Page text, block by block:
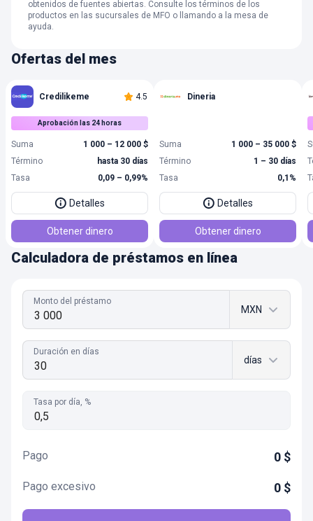
obtenidos de fuentes abiertas. Consulte los términos de los
productos en las sucursales de MFO o llamando a la mesa de
ayuda.
Ofertas del mes
Credilikeme 4.5
Aprobación las 24 horas
Suma
1 000 – 12 000 $
Término
hasta 30 días
Tasa
0,09 – 0,99%
Detalles
Obtener dinero
Dineria
Suma
1 000 – 35 000 $
Término
1 – 30 días
Tasa
0,1%
Detalles
Obtener dinero
Calculadora de préstamos en línea
Monto del préstamo
MXN
Duración en días
días
Tasa por día, %
Pago 0 $
Pago excesivo 0 $